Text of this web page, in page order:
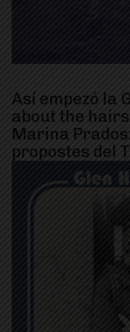
Así empezó la
about the
Marina
propostes del